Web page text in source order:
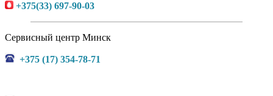
+375(33) 697-90-03
Сервисный центр Минск
+375 (17) 354-78-71